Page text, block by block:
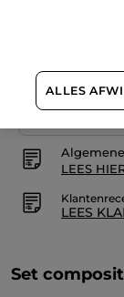
Veilige
Niet
LEES
LEES
Set
ALLES